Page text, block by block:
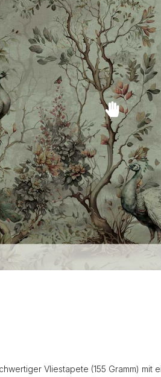
Vliestapete (155 Gramm) mit